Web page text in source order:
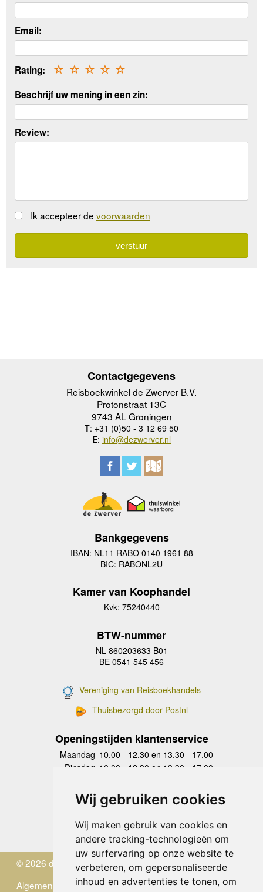
Wij gebruiken cookies
Wij maken gebruik van cookies en
andere tracking-technologieën om
uw surfervaring op onze website te
verbeteren, om gepersonaliseerde
inhoud en advertenties te tonen, om
Email:
Rating: ☆
☆
☆
☆
☆
Beschrijf uw mening in een zin:
Review:
Ik accepteer de voorwaarden
Contactgegevens
Reisboekwinkel de Zwerver B.V.
Protonstraat 13C
9743 AL Groningen
T: +31 (0)50 - 3 12 69 50
E: info@dezwerver.nl
Bankgegevens
IBAN: NL11 RABO 0140 1961 88
BIC: RABONL2U
Kamer van Koophandel
Kvk: 75240440
BTW-nummer
NL 860203633 B01
BE 0541 545 456
Vereniging van Reisboekhandels
Thuisbezorgd door Postnl
Openingstijden klantenservice
Maandag 10.00 - 12.30 en 13.30 - 17.00
Dinsdag 10.00 - 12.30 en 13.30 - 17.00
Donderdag
10.00 - 12.30 en 13.30 - 17.00
Vrijdag 10.00 - 12.30 en 13.30 - 17.00
Zaterdag
gesloten
Zondag gesloten
© 2026 de Zwerver
Algemene Voorwaarden